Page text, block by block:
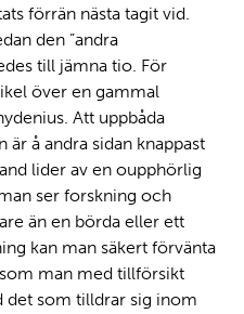
förrän nästa tagit vid.
den ”andra
till jämna tio. För
över en gammal
Att uppbåda
å andra sidan knappast
lider av en oupphörlig
ser forskning och
än en börda eller ett
kan man säkert förvänta
man med tillförsikt
det som tilldrar sig inom